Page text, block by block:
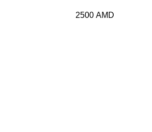
2500 AMD